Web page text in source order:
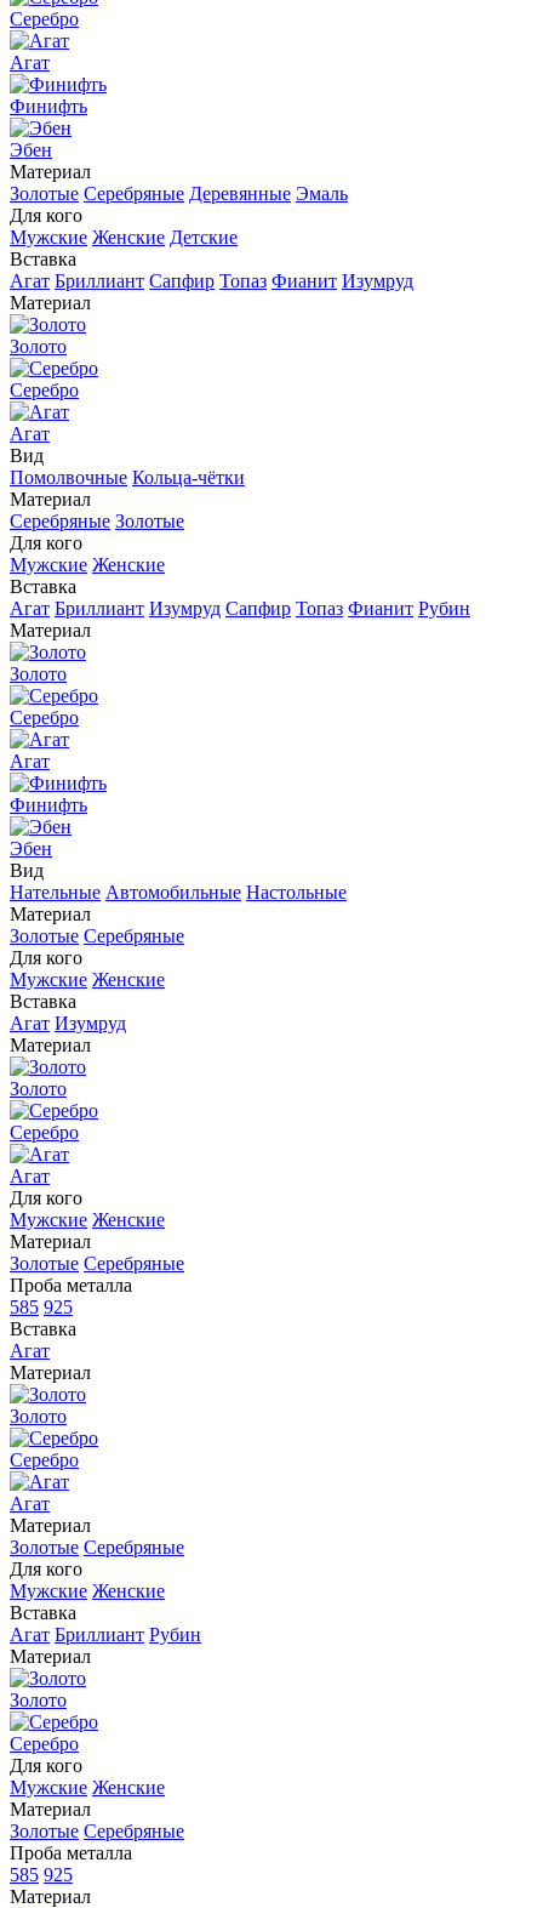
Серебро
Агат
Финифть
Эбен
Материал
Золотые Серебряные Деревянные Эмаль
Для кого
Мужские Женские Детские
Вставка
Агат Бриллиант Сапфир Топаз Фианит Изумруд
Материал
Золото
Серебро
Агат
Вид
Помолвочные Кольца-чётки
Материал
Серебряные Золотые
Для кого
Мужские Женские
Вставка
Агат Бриллиант Изумруд Сапфир Топаз Фианит Рубин
Материал
Золото
Серебро
Агат
Финифть
Эбен
Вид
Нательные Автомобильные Настольные
Материал
Золотые Серебряные
Для кого
Мужские Женские
Вставка
Агат Изумруд
Материал
Золото
Серебро
Агат
Для кого
Мужские Женские
Материал
Золотые Серебряные
Проба металла
585 925
Вставка
Агат
Материал
Золото
Серебро
Агат
Материал
Золотые Серебряные
Для кого
Мужские Женские
Вставка
Агат Бриллиант Рубин
Материал
Золото
Серебро
Для кого
Мужские Женские
Материал
Золотые Серебряные
Проба металла
585 925
Материал